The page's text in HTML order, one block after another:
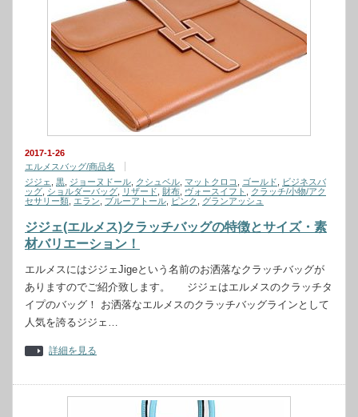
2017-1-26
エルメスバッグ/商品名
ジジェ
黒 ジョーヌドール クシュベル マットクロコ ゴールド
ビジネスバ
ッグ ショルダーバッグ リザード 財布 ヴォースイフト
クラッチ/小物/アク
セサリー類 エラン ブルーアトール ピンク グランアッシュ
ジジェ(エルメス)クラッチバッグの特徴とサイズ・素
材バリエーション！
エルメスにはジジェJigeという名前のお洒落なクラッチバッグが
ありますのでご紹介致します。 ジジェはエルメスのクラッチタ
イプのバッグ！ お洒落なエルメスのクラッチバッグラインとして
人気を誇るジジェ…
詳細を見る